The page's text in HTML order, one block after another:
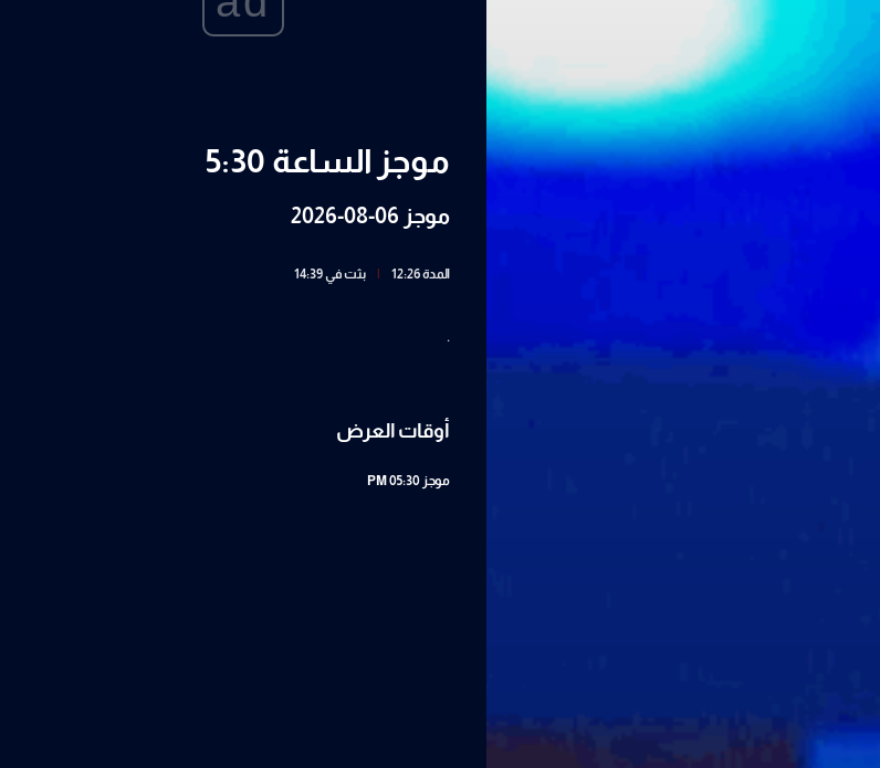
موجز الساعة 5:30
موجز 06-08-2026
المدة 12:26 بثت في 14:39
.
أوقات العرض
موجز 05:30 PM